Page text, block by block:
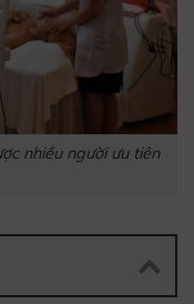
nhiều người ưu tiên